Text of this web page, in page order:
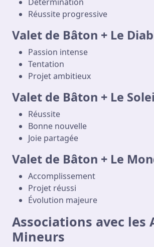
Réussite progressive
Valet de Bâton + Le
Passion intense
Tentation
Projet ambitieux
Valet de Bâton + Le
Réussite
Bonne nouvelle
Joie partagée
Valet de Bâton + Le
Accomplissement
Projet réussi
Évolution majeure
Associations avec les
Mineurs